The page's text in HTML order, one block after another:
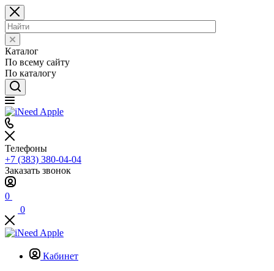
Каталог
По всему сайту
По каталогу
Телефоны
+7 (383) 380-04-04
Заказать звонок
0
0
Кабинет